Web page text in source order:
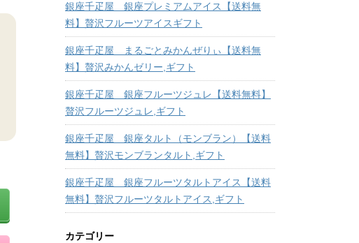
銀座千疋屋 銀座プレミアムアイス【送料無
料】贅沢フルーツアイスギフト
銀座千疋屋 まるごとみかんぜりぃ【送料無
料】贅沢みかんゼリー,ギフト
銀座千疋屋 銀座フルーツジュレ【送料無料】
贅沢フルーツジュレ,ギフト
銀座千疋屋 銀座タルト（モンブラン）【送料
無料】贅沢モンブランタルト,ギフト
銀座千疋屋 銀座フルーツタルトアイス【送料
無料】贅沢フルーツタルトアイス,ギフト
カテゴリー